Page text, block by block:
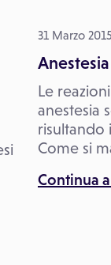
31 Marzo 2015
Le
anestesia
risultando
Come si
Continua